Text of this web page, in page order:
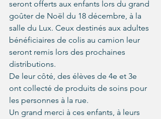
seront offerts aux enfants lors du grand
goûter de Noël du 18 décembre, à la
salle du Lux. Ceux destinés aux adultes
bénéficiaires de colis au camion leur
seront remis lors des prochaines
distributions.
De leur côté, des élèves de 4e et 3e
ont collecté de produits de soins pour
les personnes à la rue.
Un grand merci à ces enfants, à leurs